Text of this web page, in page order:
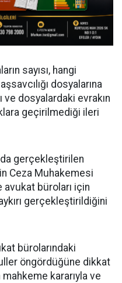
sayısı, hangi
dosyalarına
ve dosyalardaki evrakın
geçirilmediği ileri
gerçekleştirilen
Ceza Muhakemesi
avukat büroları için
gerçekleştirildiğini
bürolarındaki
öngördüğüne dikkat
mahkeme kararıyla ve